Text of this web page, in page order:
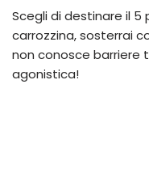
Scegli di destinare il 5
carrozzina, sosterrai
non conosce barriere
agonistica!